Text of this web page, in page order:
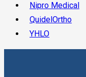
Nipro Medical
QuidelOrtho
YHLO